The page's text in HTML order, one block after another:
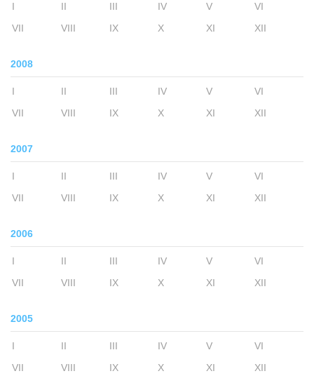
I II III IV V
VI
VII
VIII IX X XI XII
2008
I II III IV V
VI
VII
VIII IX X XI XII
2007
I II III IV V
VI
VII
VIII IX X XI XII
2006
I II III IV V
VI
VII
VIII IX X XI XII
2005
I II III IV V
VI
VII
VIII IX X XI XII